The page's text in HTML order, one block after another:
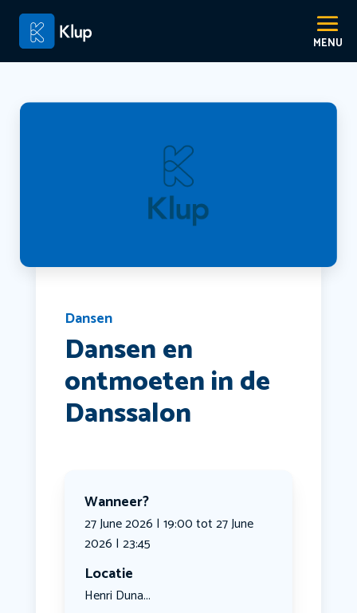
Dansen
Dansen en
ontmoeten in de
Danssalon
Wanneer?
27 June 2026 | 19:00 tot 27 June
2026 | 23:45
Locatie
Henri Duna...